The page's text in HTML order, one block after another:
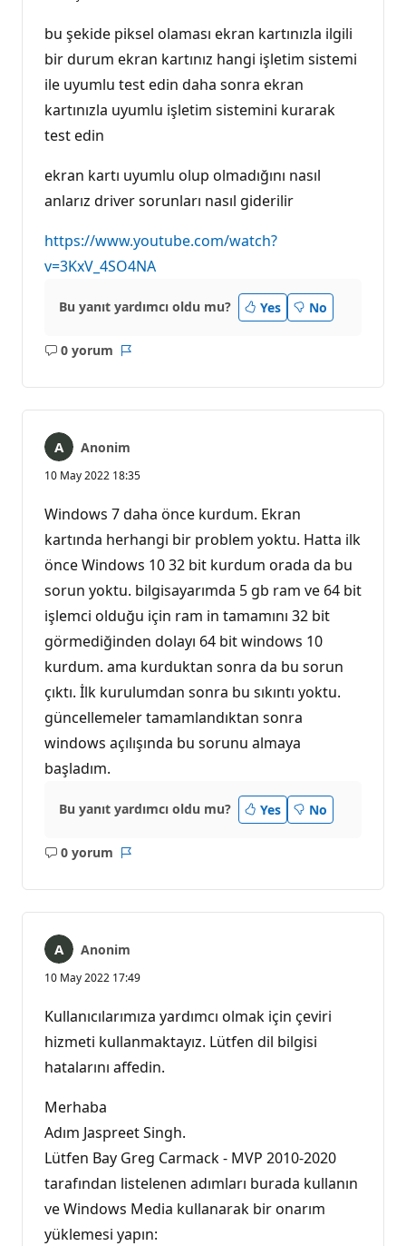
bu şekide piksel olaması ekran kartınızla ilgili
bir durum ekran kartınız hangi işletim sistemi
ile uyumlu test edin daha sonra ekran
kartınızla uyumlu işletim sistemini kurarak
test edin
ekran kartı uyumlu olup olmadığını nasıl
anlarız driver sorunları nasıl giderilir
https://www.youtube.com/watch?
v=3KxV_4SO4NA
Bu yanıt yardımcı oldu mu? Yes No
0 yorum
Açıklama
Anonim
10 May 2022 18:35
Windows 7 daha önce kurdum. Ekran
kartında herhangi bir problem yoktu. Hatta ilk
önce Windows 10 32 bit kurdum orada da bu
sorun yoktu. bilgisayarımda 5 gb ram ve 64 bit
işlemci olduğu için ram in tamamını 32 bit
görmediğinden dolayı 64 bit windows 10
kurdum. ama kurduktan sonra da bu sorun
çıktı. İlk kurulumdan sonra bu sıkıntı yoktu.
güncellemeler tamamlandıktan sonra
windows açılışında bu sorunu almaya
başladım.
Bu yanıt yardımcı oldu mu? Yes No
0 yorum
Açıklama
Anonim
10 May 2022 17:49
Kullanıcılarımıza yardımcı olmak için çeviri
hizmeti kullanmaktayız. Lütfen dil bilgisi
hatalarını affedin.
Merhaba
Adım Jaspreet Singh.
Lütfen Bay Greg Carmack - MVP 2010-2020
tarafından listelenen adımları burada kullanın
ve Windows Media kullanarak bir onarım
yüklemesi yapın: